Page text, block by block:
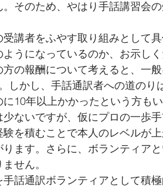
そのため、やはり手話講習会
講者をふやす取り組みとして
うになっているのか、お示し
の報酬について考えると、一
しかし、手話通訳者への道のり
10年以上かかったという方も
ないですが、仮にプロの一歩
を積むことで本人のレベルが
ます。さらに、ボランティア
せん。
話通訳ボランティアとして積